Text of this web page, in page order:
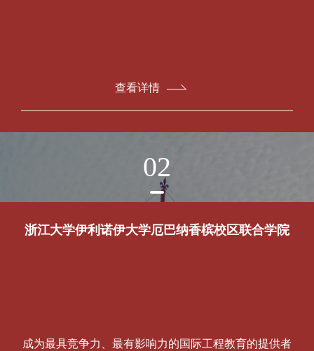
查看详情
02
浙江大学伊利诺伊大学厄巴纳香槟校区联合学院
成为最具竞争力、最有影响力的国际工程教育的提供者